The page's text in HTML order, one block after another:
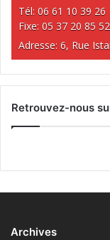
Tél: 06 61 10 39 26
Fixe: 05 37 20 85 52
Adresse: 6, Rue
Retrouvez-nous
Archives